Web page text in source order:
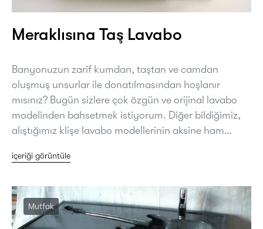
Meraklısına Taş Lavabo
Banyonuzun zarif kumdan, taştan ve camdan
oluşmuş unsurlar ile donatılmasından hoşlanır
mısınız? Bugün sizlere çok özgün ve orijinal lavabo
modelinden bahsetmek istiyorum. Diğer bildiğimiz,
alıştığımız klişe lavabo modellerinin aksine ham…
içeriği görüntüle
Mutfak